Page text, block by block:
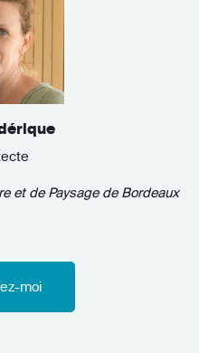
et de Paysage de Bordeaux
moi